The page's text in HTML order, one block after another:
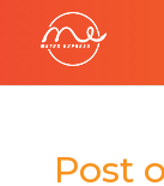
Post